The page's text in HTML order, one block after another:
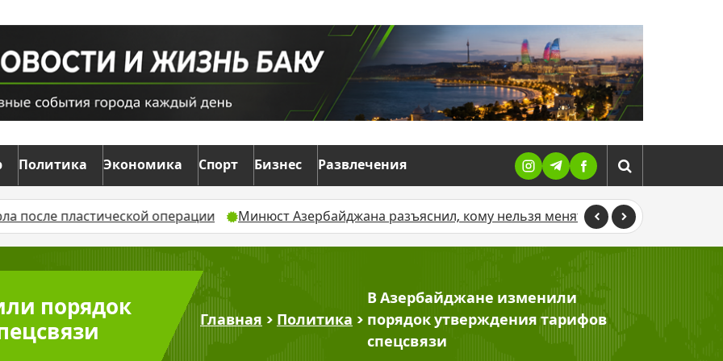
Политика Экономика Спорт Бизнес Развлечения
операции Минюст Азербайджана разъяснил, кому нельзя менять имя и фамилию В
порядок
Главная > Политика >
В Азербайджане изменили
порядок утверждения тарифов
спецсвязи